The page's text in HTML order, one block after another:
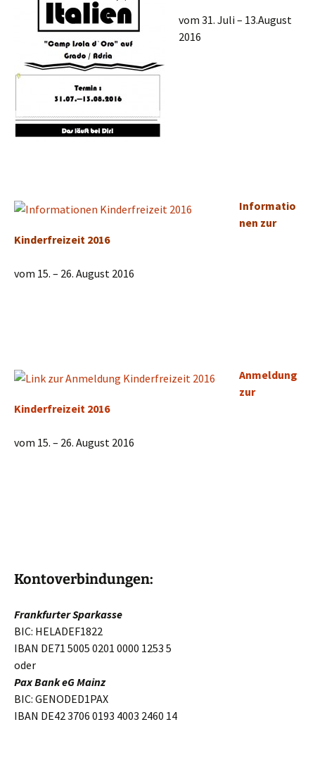
vom 31. Juli – 13.August
2016
Informatio
nen zur
Kinderfreizeit 2016
vom 15. – 26. August 2016
Anmeldung
zur
Kinderfreizeit 2016
vom 15. – 26. August 2016
Kontoverbindungen:
Frankfurter Sparkasse
BIC: HELADEF1822
IBAN DE71 5005 0201 0000 1253 5
oder
Pax Bank eG Mainz
BIC: GENODED1PAX
IBAN DE42 3706 0193 4003 2460 14